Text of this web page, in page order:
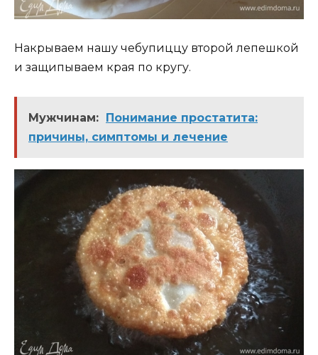
Накрываем нашу чебупиццу второй лепешкой
и защипываем края по кругу.
Мужчинам: Понимание простатита:
причины, симптомы и лечение